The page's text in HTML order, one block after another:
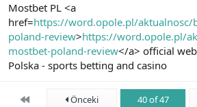
Mostbet PL <a
href=https://word.opole.pl/aktualnosc/
poland-review>https://word.opole.pl/
mostbet-poland-review</a> official
Polska - sports betting and casino
First Önceki 40 of 47